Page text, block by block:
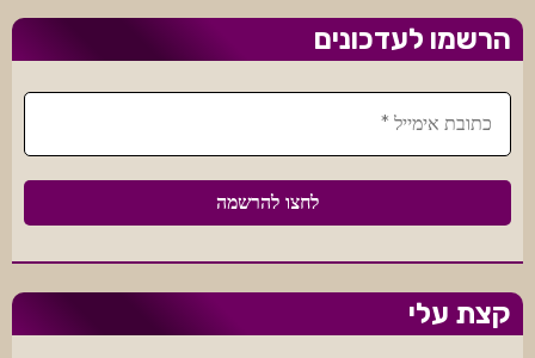
הרשמו לעדכונים
קצת עלי